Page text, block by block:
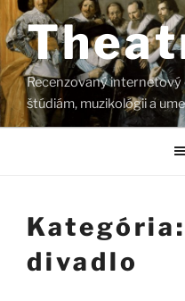
Prejsť
na
obsah
Recenzovaný
štúdiám, muzikológii a
Kategória:
divadlo